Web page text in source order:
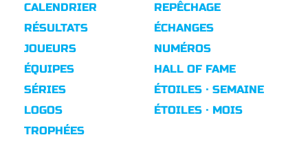
CALENDRIER
RÉSULTATS
REPÊCHAGE
ÉCHANGES
JOUEURS
ÉQUIPES
SÉRIES
LOGOS
TROPHÉES
NUMÉROS
HALL OF FAME
ÉTOILES · SEMAINE
ÉTOILES · MOIS